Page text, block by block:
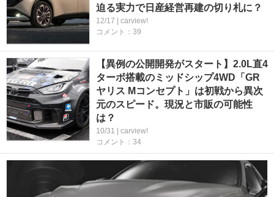
迫る実力で日産経営再建の切り札に？
12/17 | carview!
コメント：39
【異例の公開開発がスタート】2.0L直4
ターボ搭載のミッドシップ4WD「GR
ヤリス Mコンセプト」は初戦から異次
元のスピード。現況と市販の可能性
は？
10/31 | carview!
コメント：34